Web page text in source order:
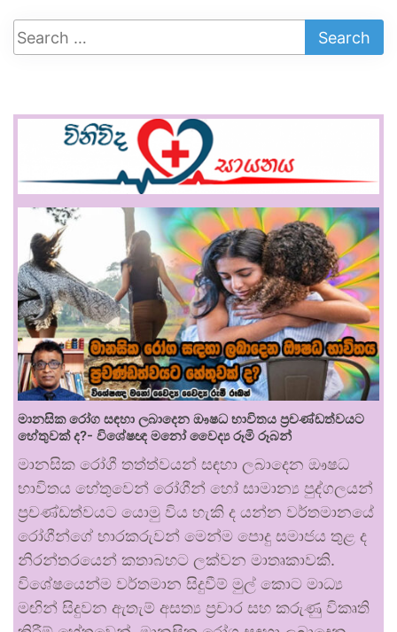
මානසික රෝග සඳහා ලබාදෙන ඖෂධ භාවිතය ප්‍රචණ්ඩත්වයට
හේතුවක් ද?- විශේෂඥ මනෝ වෛද්‍ය රූමි රූබන්
මානසික රෝගී තත්ත්වයන් සඳහා ලබාදෙන ඖෂධ
භාවිතය හේතුවෙන් රෝගීන් හෝ සාමාන්‍ය පුද්ගලයන්
ප්‍රචණ්ඩත්වයට යොමු විය හැකි ද යන්න වර්තමානයේ
රෝගීන්ගේ භාරකරුවන් මෙන්ම පොදු සමාජය තුළ ද
නිරන්තරයෙන් කතාබහට ලක්වන මාතෘකාවකි.
විශේෂයෙන්ම වර්තමාන සිදුවීම් මුල් කොට මාධ්‍ය
මඟින් සිදුවන ඇතැම් අසත්‍ය ප්‍රචාර සහ කරුණු විකෘති